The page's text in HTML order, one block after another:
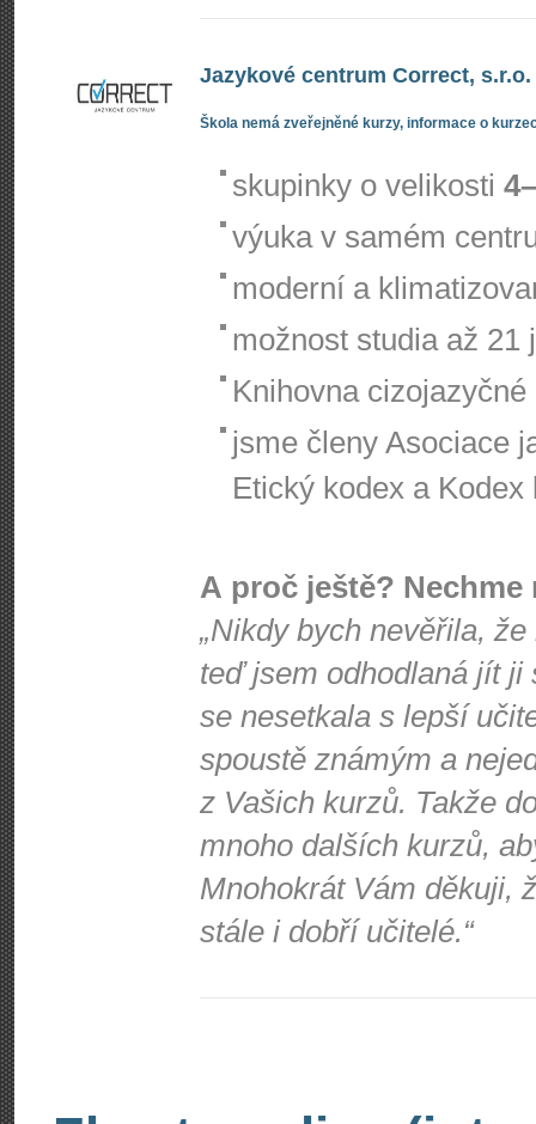
Jazykové centrum Correct, s.r.o.
Škola nemá zveřejněné kurzy, informace o
skupinky o velikosti
výuka v samém
moderní a
možnost studia až 21
Knihovna
jsme členy Asociace
Etický kodex a Kodex
A proč ještě?
„Nikdy bych nevěřila,
teď jsem odhodlaná jít
se nesetkala s lepší
spoustě známým a
z Vašich kurzů. Takže
mnoho dalších kurzů,
Mnohokrát Vám děkuji,
stále i dobří učitelé.“